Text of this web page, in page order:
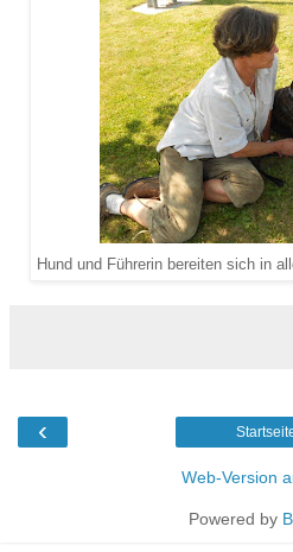
Hund und Führerin bereiten sich in
‹
Web-Version
Powered by